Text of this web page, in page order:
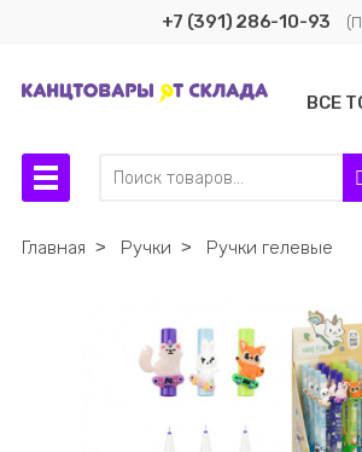
+7 (391) 286-10-93
ВСЕ
Главная ˃ Ручки ˃ Ручки гелевые